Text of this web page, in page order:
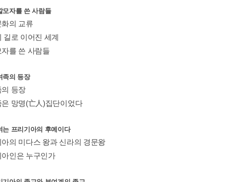
모자를 쓴 사람들
의 교류
길로 이어진 세계
를 쓴 사람들
족의 등장
등장
망명(亡人)집단이었다
는 프리기아의 후예이다
의 미다스 왕과 신라의 경문왕
인은 누구인가